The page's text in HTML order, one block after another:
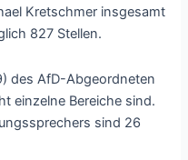
Kretschmer insgesamt
827 Stellen.
des AfD-Abgeordneten
einzelne Bereiche sind.
sind 26